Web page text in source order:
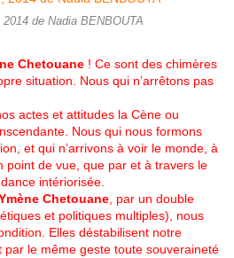
de Nadia BENBOUTA
Chetouane ! Ce sont des chimères
situation. Nous qui n’arrêtons pas
actes et attitudes la Cène ou
Nous qui nous formons
et qui n’arrivons à voir le monde, à
point de vue, que par et à travers le
intériorisée.
Chetouane , par un double
et politiques multiples), nous
Elles déstabilisent notre
le même geste toute souveraineté